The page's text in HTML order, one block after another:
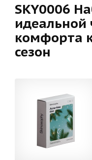
SKY0006
идеальной
комфорта
сезон